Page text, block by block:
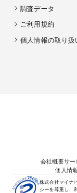
調査データ
ご利用規約
個人情報の取り扱
会社概要サー
個人情
株式会社マイナ
シーを尊重し、